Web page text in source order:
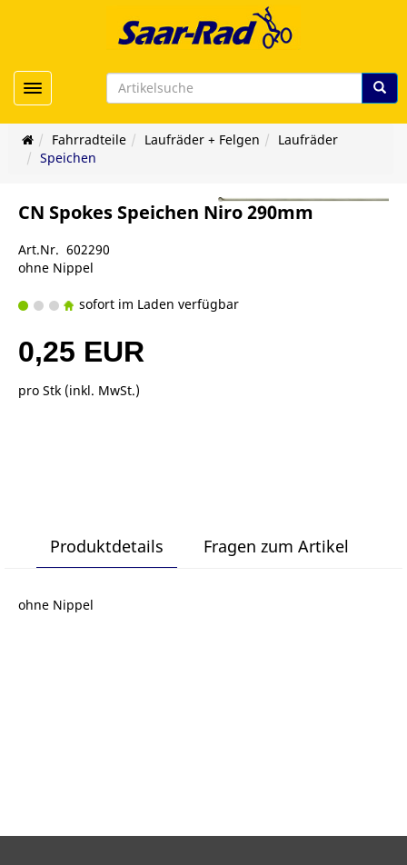
Toggle navigation
Fahrradteile Laufräder + Felgen
Laufräder
Speichen
CN Spokes Speichen Niro 290mm
Art.Nr. 602290
ohne Nippel
sofort im Laden verfügbar
0,25 EUR
pro Stk (inkl. MwSt.)
Produktdetails Fragen zum Artikel
ohne Nippel